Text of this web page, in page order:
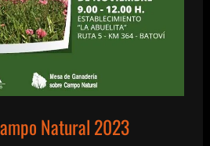
Natural 2023